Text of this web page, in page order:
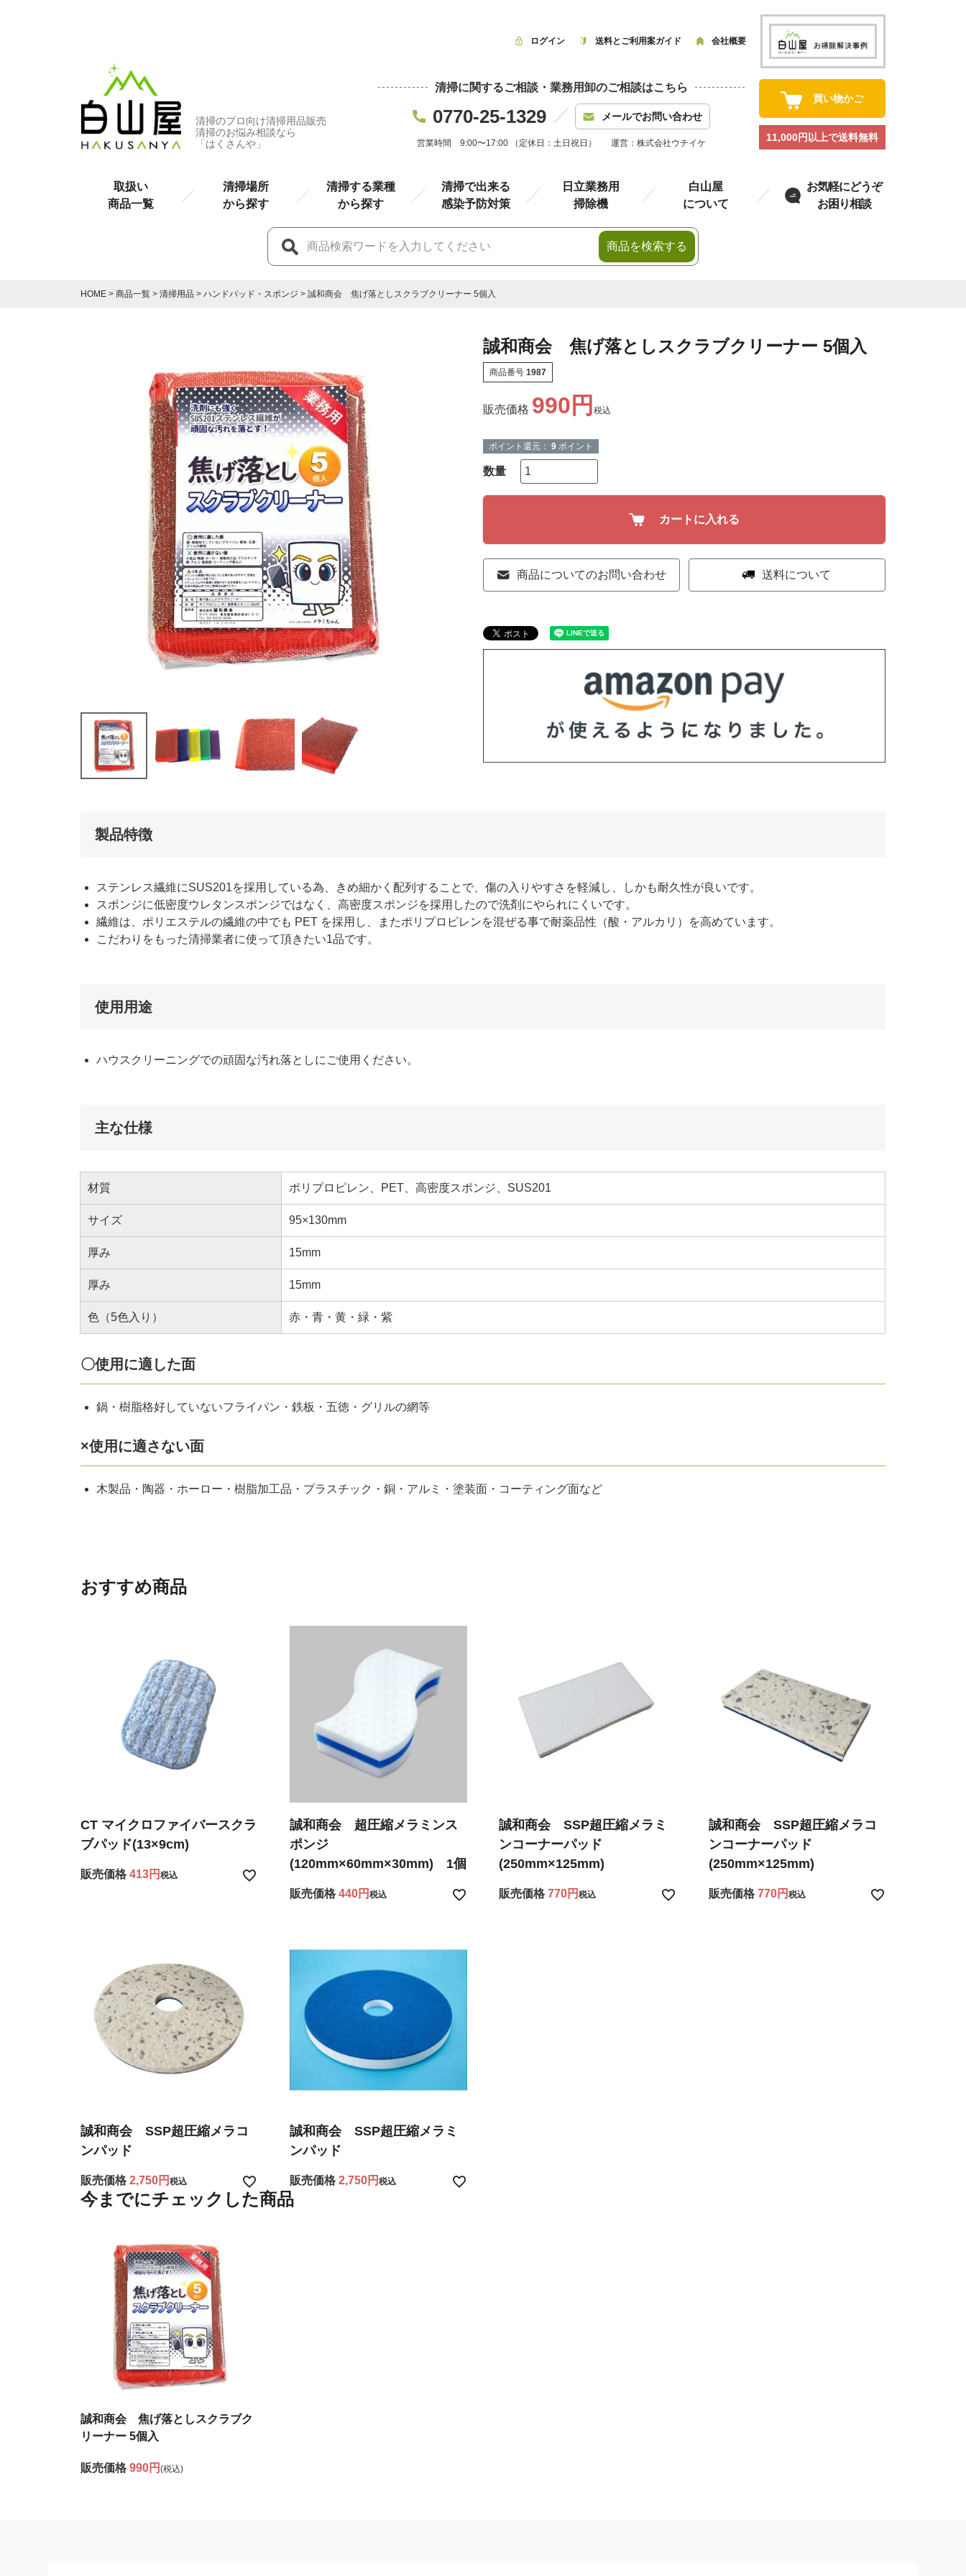
清掃のプロ向け清掃用品販売
清掃のお悩み相談なら
「はくさんや」
ログイン 送料とご利用案ガイド 会社概要
清掃に関するご相談・業務用卸のご相談はこちら
0770-25-1329 メールでお問い合わせ
営業時間 9:00〜17:00 （定休日：土日祝日） 運営：株式会社ウチイケ
買い物かご
11,000円以上で送料無料
取扱い
商品一覧
清掃場所
から探す
清掃する業種
から探す
清掃で出来る
感染予防対策
日立業務用
掃除機
白山屋
について
お気軽にどうぞ
お困り相談
商品を検索する
HOME 商品一覧 清掃用品 ハンドパッド・スポンジ 誠和商会 焦げ落としスクラブクリーナー 5個入
誠和商会 焦げ落としスクラブクリーナー 5個入
商品番号 1987
販売価格 990 税込
ポイント還元： 9 ポイント
カートに入れる
商品についてのお問い合わせ 送料について
製品特徴
ステンレス繊維にSUS201を採用している為、きめ細かく配列することで、傷の入りやすさを軽減し、しかも耐久性が良いです。
スポンジに低密度ウレタンスポンジではなく、高密度スポンジを採用したので洗剤にやられにくいです。
繊維は、ポリエステルの繊維の中でも PET を採用し、またポリプロピレンを混ぜる事で耐薬品性（酸・アルカリ）を高めています。
こだわりをもった清掃業者に使って頂きたい1品です。
使用用途
ハウスクリーニングでの頑固な汚れ落としにご使用ください。
主な仕様
材質 ポリプロピレン、PET、高密度スポンジ、SUS201
サイズ 95×130mm
厚み 15mm
厚み 15mm
色（5色入り） 赤・青・黄・緑・紫
〇使用に適した面
鍋・樹脂格好していないフライパン・鉄板・五徳・グリルの網等
×使用に適さない面
木製品・陶器・ホーロー・樹脂加工品・プラスチック・銅・アルミ・塗装面・コーティング面など
おすすめ商品
CT マイクロファイバースクラ
ブパッド(13×9cm)
販売価格 413 税込
誠和商会 超圧縮メラミンス
ポンジ
(120mm×60mm×30mm) 1個
販売価格 440 税込
誠和商会 SSP超圧縮メラミ
ンコーナーパッド
(250mm×125mm)
販売価格 770 税込
誠和商会 SSP超圧縮メラコ
ンコーナーパッド
(250mm×125mm)
販売価格 770 税込
誠和商会 SSP超圧縮メラコ
ンパッド
販売価格 2,750 税込
誠和商会 SSP超圧縮メラミ
ンパッド
販売価格 2,750 税込
今までにチェックした商品
誠和商会 焦げ落としスクラブク
リーナー 5個入
販売価格 990円 (税込)